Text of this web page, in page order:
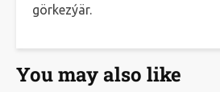
görkezýär.
You may also like